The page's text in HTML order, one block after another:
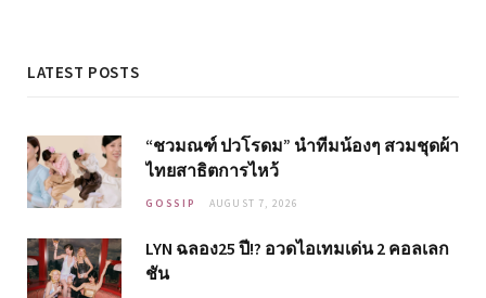
LATEST POSTS
“ชวมณฑ์ ปวโรดม” นำทีมน้องๆ สวมชุดผ้า
ไทยสาธิตการไหว้
GOSSIP AUGUST 7, 2026
LYN ฉลอง25 ปี!? อวดไอเทมเด่น 2 คอลเลก
ชัน